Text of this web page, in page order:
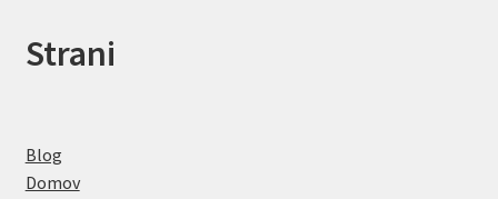
Strani
Blog
Domov